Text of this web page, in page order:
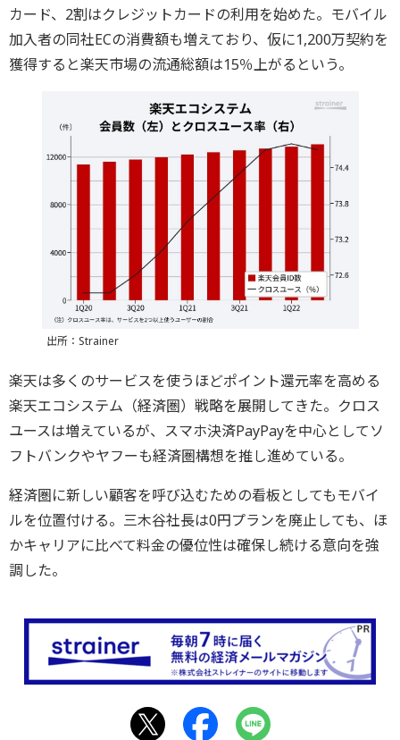
カード、2割はクレジットカードの利用を始めた。モバイル
加入者の同社ECの消費額も増えており、仮に1,200万契約を
獲得すると楽天市場の流通総額は15％上がるという。
出所：Strainer
楽天は多くのサービスを使うほどポイント還元率を高める
楽天エコシステム（経済圏）戦略を展開してきた。クロス
ユースは増えているが、スマホ決済PayPayを中心としてソ
フトバンクやヤフーも経済圏構想を推し進めている。
経済圏に新しい顧客を呼び込むための看板としてもモバイ
ルを位置付ける。三木谷社長は0円プランを廃止しても、ほ
かキャリアに比べて料金の優位性は確保し続ける意向を強
調した。